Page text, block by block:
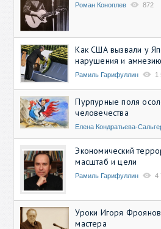
Роман Коноплев 872
Как США вызвали у
нарушения и
Рамиль Гарифуллин 1
Пурпурные поля
человечества
Елена Кондратьева-
Экономический
масштаб и цели
Рамиль Гарифуллин 4
Уроки Игоря
мастера